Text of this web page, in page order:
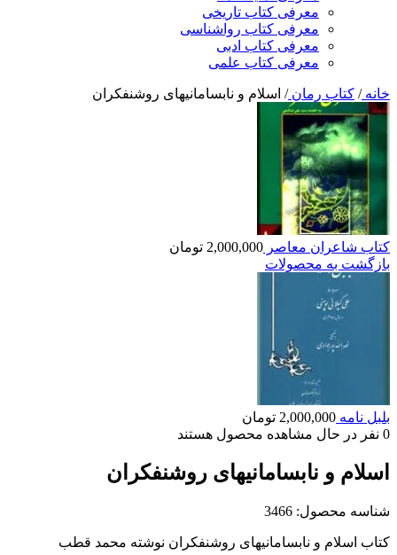
معرفی کتاب تاریخی
معرفی کتاب رواشناسی
معرفی کتاب ادبی
معرفی کتاب علمی
خانه/ کتاب رمان/ اسلام و نابسامانیهای روشنفکران
کتاب شاعران معاصر 2,000,000 تومان
بازگشت به محصولات
بلبل نامه 2,000,000 تومان
0 نفر در حال مشاهده محصول هستند
اسلام و نابسامانیهای روشنفکران
شناسه محصول: 3466
کتاب اسلام و نابسامانیهای روشنفکران نوشته محمد قطب